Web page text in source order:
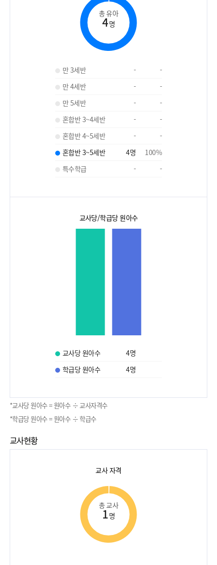
총 유아
4명
만 3세반 -
-
만 4세반
-
-
만 5세반
-
-
혼합반 3~4세반
-
-
혼합반 4~5세반
-
-
혼합반 3~5세반
4명 100%
특수학급
- -
교사당/학급당 원아수
교사당 원아수 4명
학급당 원아수
4명
*교사당 원아수 = 원아수 ÷ 교사자격수
*학급당 원아수 = 원아수 ÷ 학급수
교사현황
교사 자격
총 교사
1명